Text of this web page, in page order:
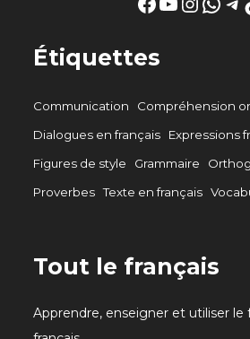
Étiquettes
Communication Compréhension
Dialogues en français
Expressions
Figures de style
Grammaire
Proverbes Texte en français
Tout le français
Apprendre, enseigner et utiliser le